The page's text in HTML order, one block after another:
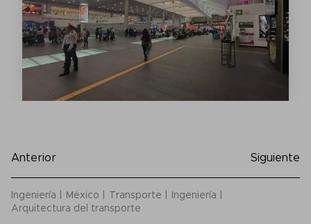
Anterior Siguiente
Ingeniería México Transporte
Ingeniería
Arquitectura del transporte